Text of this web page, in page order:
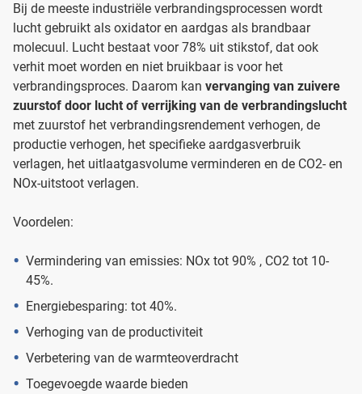
Bij de meeste industriële verbrandingsprocessen wordt
lucht gebruikt als oxidator en aardgas als brandbaar
molecuul. Lucht bestaat voor 78% uit stikstof, dat ook
verhit moet worden en niet bruikbaar is voor het
verbrandingsproces. Daarom kan vervanging van zuivere
zuurstof door lucht of verrijking van de verbrandingslucht
met zuurstof het verbrandingsrendement verhogen, de
productie verhogen, het specifieke aardgasverbruik
verlagen, het uitlaatgasvolume verminderen en de CO2- en
NOx-uitstoot verlagen.
Voordelen:
Vermindering van emissies: NOx tot 90% , CO2 tot 10-
45%.
Energiebesparing: tot 40%.
Verhoging van de productiviteit
Verbetering van de warmteoverdracht
Toegevoegde waarde bieden